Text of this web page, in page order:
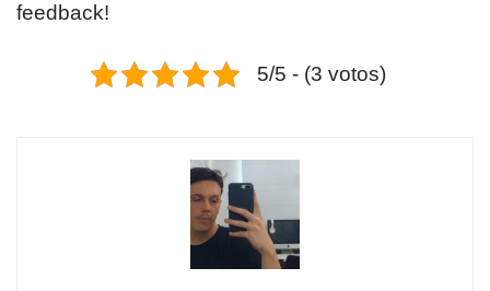
feedback!
5/5 - (3 votos)